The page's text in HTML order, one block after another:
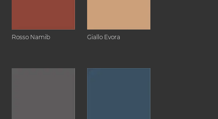
Rosso Namib Giallo Evora